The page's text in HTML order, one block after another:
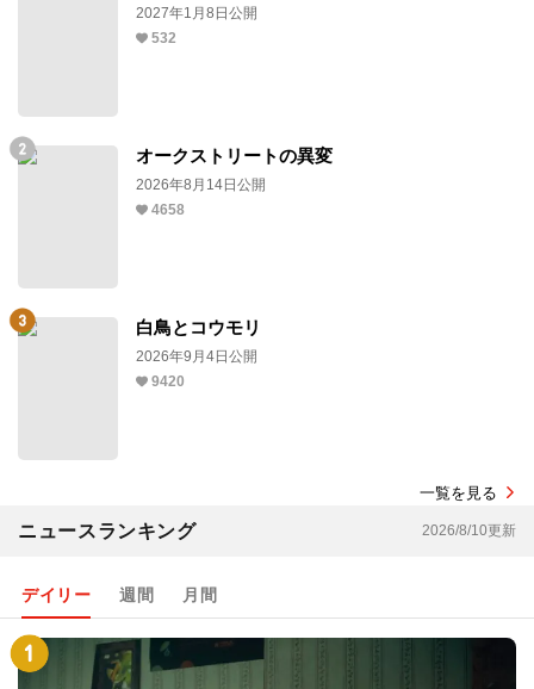
2027年1月8日公開
532
オークストリートの異変
2026年8月14日公開
4658
白鳥とコウモリ
2026年9月4日公開
9420
一覧を見る
ニュースランキング 2026/8/10更新
デイリー 週間 月間